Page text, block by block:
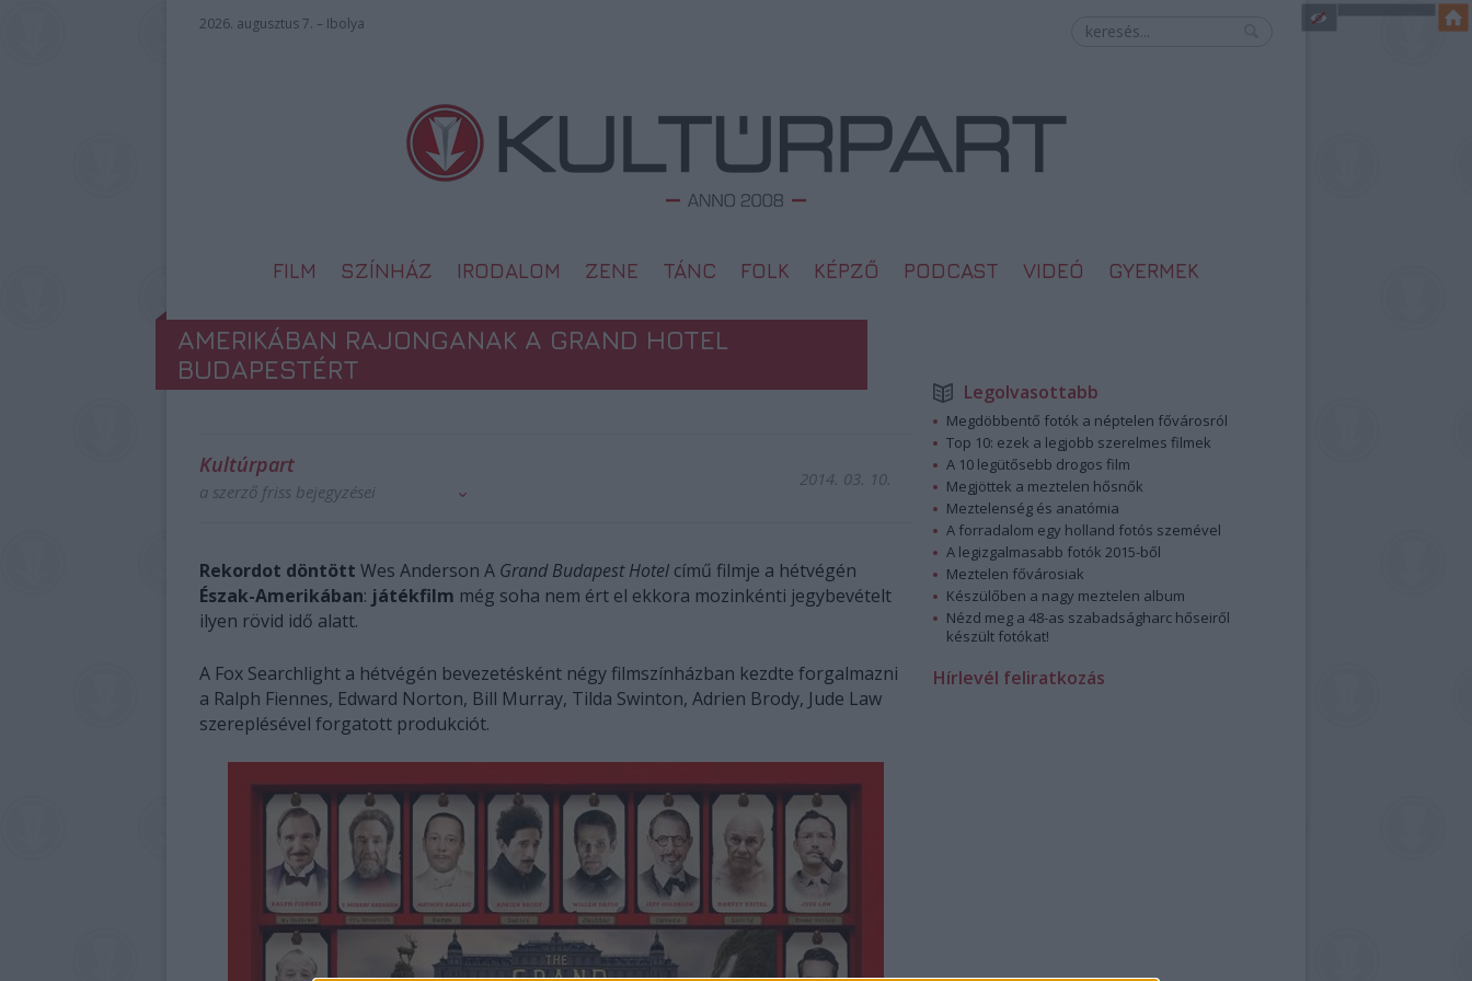
2026. augusztus 7. – Ibolya
FILM SZÍNHÁZ IRODALOM ZENE TÁNC FOLK KÉPZŐ PODCAST VIDEÓ GYERMEK
AMERIKÁBAN RAJONGANAK A GRAND HOTEL
BUDAPESTÉRT
Kultúrpart
a szerző friss bejegyzései
2014. 03. 10.
Rekordot döntött Wes Anderson A Grand Budapest Hotel című filmje a hétvégén
Észak-Amerikában: játékfilm még soha nem ért el ekkora mozinkénti jegybevételt
ilyen rövid idő alatt.
A Fox Searchlight a hétvégén bevezetésként négy filmszínházban kezdte forgalmazni
a Ralph Fiennes, Edward Norton, Bill Murray, Tilda Swinton, Adrien Brody, Jude Law
szereplésével forgatott produkciót.
Legolvasottabb
Megdöbbentő fotók a néptelen fővárosról
Top 10: ezek a legjobb szerelmes filmek
A 10 legütősebb drogos film
Megjöttek a meztelen hősnők
Meztelenség és anatómia
A forradalom egy holland fotós szemével
A legizgalmasabb fotók 2015-ből
Meztelen fővárosiak
Készülőben a nagy meztelen album
Nézd meg a 48-as szabadságharc hőseiről
készült fotókat!
Hírlevél feliratkozás